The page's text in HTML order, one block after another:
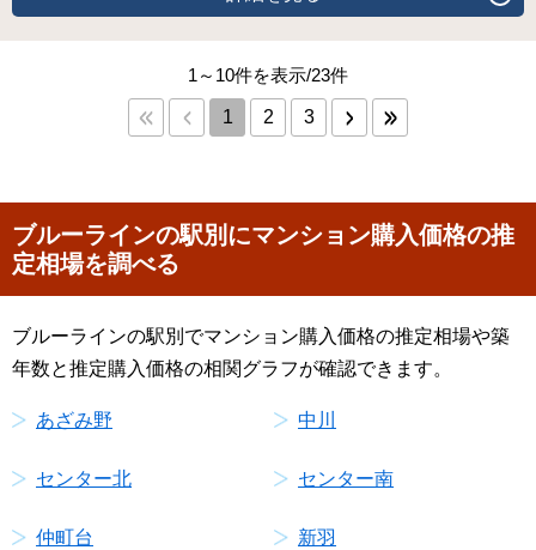
1～10件を表示/23件
1 2 3
ブルーラインの駅別にマンション購入価格の推
定相場を調べる
ブルーラインの駅別でマンション購入価格の推定相場や築
年数と推定購入価格の相関グラフが確認できます。
あざみ野 中川
センター北 センター南
仲町台 新羽